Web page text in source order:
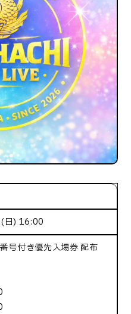
日) 16:00
号付き優先入場券 配布